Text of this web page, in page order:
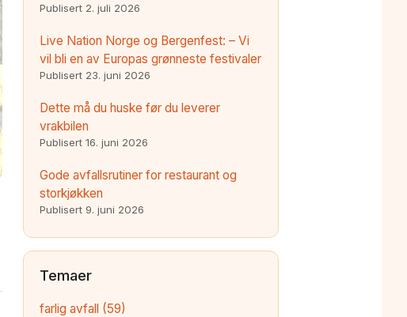
Publisert 2. juli 2026
Live Nation Norge og Bergenfest: – Vi
vil bli en av Europas grønneste festivaler
Publisert 23. juni 2026
Dette må du huske før du leverer
vrakbilen
Publisert 16. juni 2026
Gode avfallsrutiner for restaurant og
storkjøkken
Publisert 9. juni 2026
Temaer
farlig avfall (59)